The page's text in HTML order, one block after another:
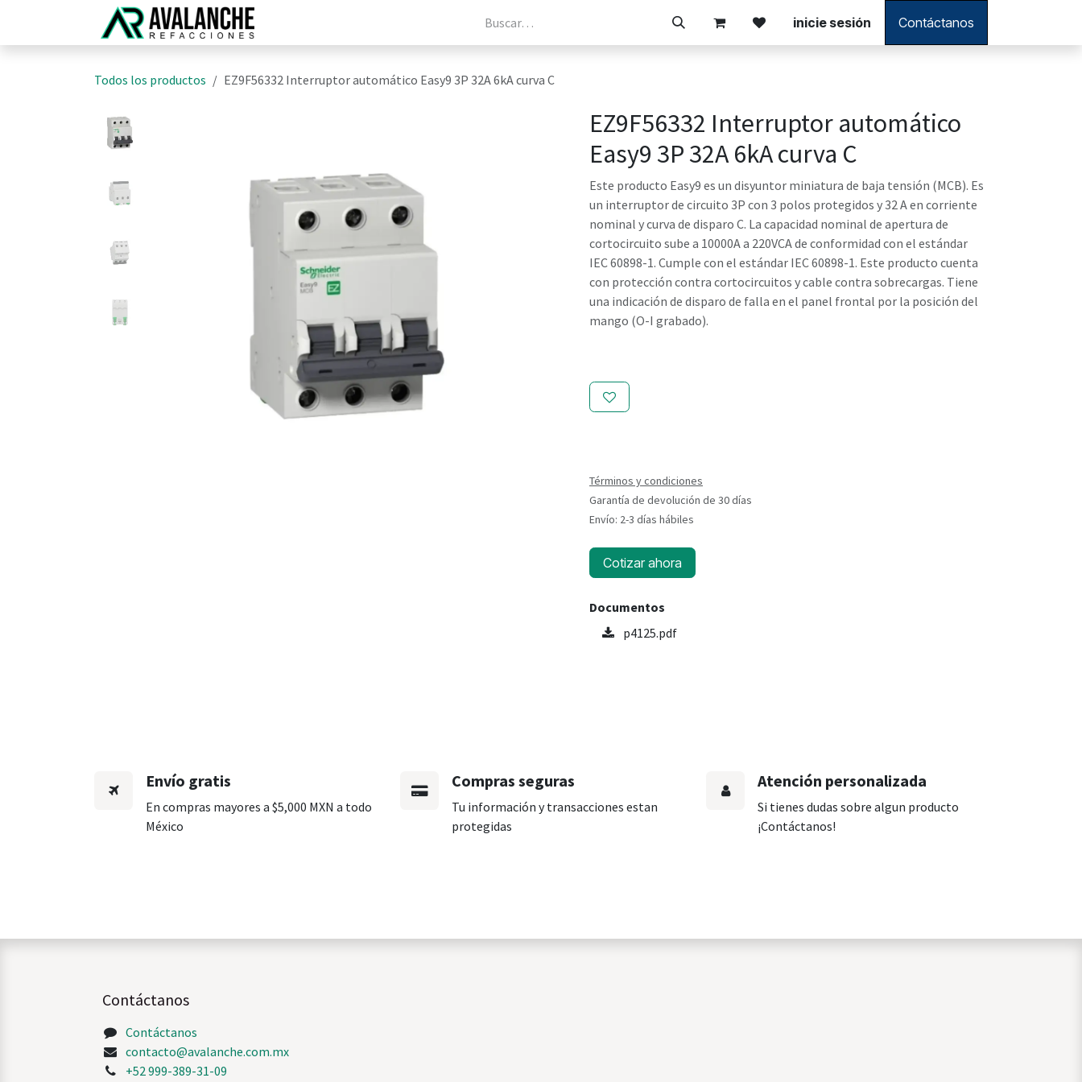
Tienda inicie sesión Contáctanos
Todos los productos EZ9F56332 Interruptor automático Easy9 3P 32A 6kA curva C
EZ9F56332 Interruptor automático
Easy9 3P 32A 6kA curva C
Este producto Easy9 es un disyuntor miniatura de baja tensión (MCB). Es
un interruptor de circuito 3P con 3 polos protegidos y 32 A en corriente
nominal y curva de disparo C. La capacidad nominal de apertura de
cortocircuito sube a 10000A a 220VCA de conformidad con el estándar
IEC 60898-1. Cumple con el estándar IEC 60898-1. Este producto cuenta
con protección contra cortocircuitos y cable contra sobrecargas. Tiene
una indicación de disparo de falla en el panel frontal por la posición del
mango (O-I grabado).
Términos y condiciones
Garantía de devolución de 30 días
Envío: 2-3 días hábiles
Cotizar ahora
Documentos
p4125.pdf
Envío gratis
En compras mayores a $5,000 MXN a todo
México
Compras seguras
Tu información y transacciones estan
protegidas
Atención personalizada
Si tienes dudas sobre algun producto
¡Contáctanos!
Contáctanos
Contáctanos
contacto@avalanche.com.mx
+52 999-389-31-09